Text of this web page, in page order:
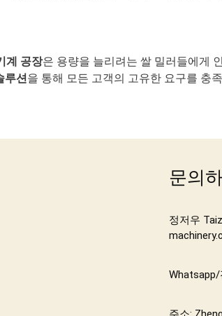
계 공장은 용량을 늘리려는 쌀 밀러들에게
루션을 통해 모든 고객의 고유한 요구를 충
문의
정저우
Whatsapp/